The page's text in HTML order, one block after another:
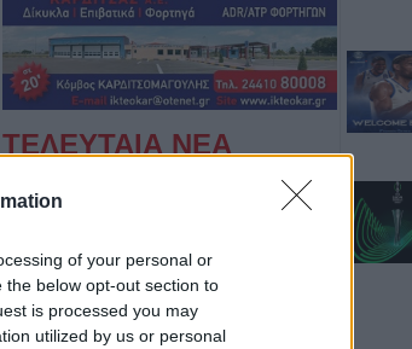
of your personal or
below opt-out section to
is processed you may
utilized by us or personal
ΤΕΛΕΥΤΑΙΑ ΝΕΑ
μεγάλο χρηματικό ποσό από
7 Αυγούστου 2026, 21:19
Τοποθετήθηκε ο νέος
χλοοτάπητας στο Δημοτικό